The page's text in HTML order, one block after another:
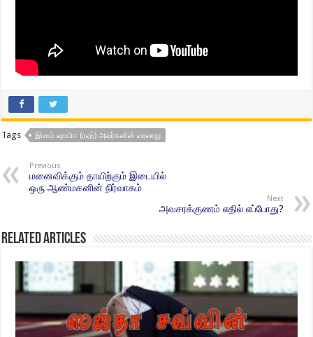
Tags இமாம் ஷாபிஈ (ரஹ்) அவர்களின் வரலாறு
Previous
மனைவிக்கும் தாயிற்கும் இடையில்
ஒரு ஆண்மகனின் நிர்வாகம்
Next
அவசரக்குணம் எதில் எப்போது?
Related Articles